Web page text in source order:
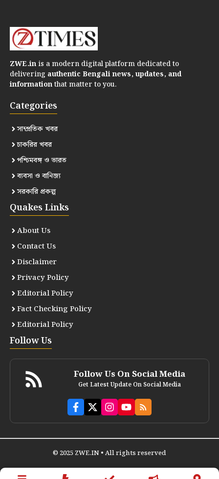
ZWE.inis a modern digital platform dedicated to
delivering authentic Bengali news, updates, and
informationthat matter to you.
Categories
সাম্প্রতিক খবর
চাকরির খবর
পশ্চিমবঙ্গ ও ভারত
ব্যবসা ও বানিজ্য
সরকারি প্রকল্প
Quakes Links
About Us
Contact Us
Disclaimer
Privacy Policy
Editorial Policy
Fact Checking Policy
Editorial Policy
Follow Us
Follow Us On Social Media
Get Latest Update On Social Media
© 2025 ZWE.IN • All rights reserved